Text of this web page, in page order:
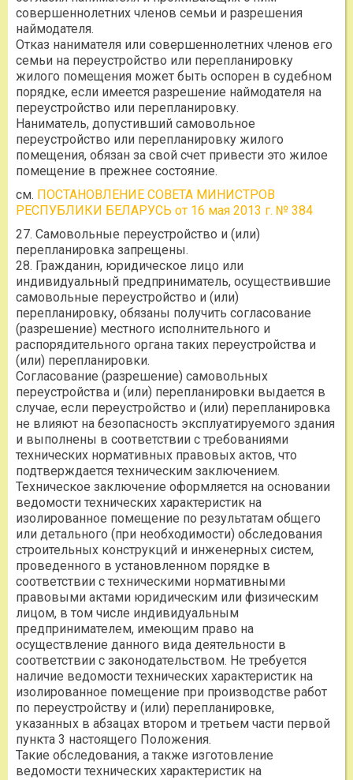
совершеннолетних членов семьи и разрешения
наймодателя.
Отказ нанимателя или совершеннолетних членов его
семьи на переустройство или перепланировку
жилого помещения может быть оспорен в судебном
порядке, если имеется разрешение наймодателя на
переустройство или перепланировку.
Наниматель, допустивший самовольное
переустройство или перепланировку жилого
помещения, обязан за свой счет привести это жилое
помещение в прежнее состояние.
см. ПОСТАНОВЛЕНИЕ СОВЕТА МИНИСТРОВ
РЕСПУБЛИКИ БЕЛАРУСЬ от 16 мая 2013 г. № 384
27. Самовольные переустройство и (или)
перепланировка запрещены.
28. Гражданин, юридическое лицо или
индивидуальный предприниматель, осуществившие
самовольные переустройство и (или)
перепланировку, обязаны получить согласование
(разрешение) местного исполнительного и
распорядительного органа таких переустройства и
(или) перепланировки.
Согласование (разрешение) самовольных
переустройства и (или) перепланировки выдается в
случае, если переустройство и (или) перепланировка
не влияют на безопасность эксплуатируемого здания
и выполнены в соответствии с требованиями
технических нормативных правовых актов, что
подтверждается техническим заключением.
Техническое заключение оформляется на основании
ведомости технических характеристик на
изолированное помещение по результатам общего
или детального (при необходимости) обследования
строительных конструкций и инженерных систем,
проведенного в установленном порядке в
соответствии с техническими нормативными
правовыми актами юридическим или физическим
лицом, в том числе индивидуальным
предпринимателем, имеющим право на
осуществление данного вида деятельности в
соответствии с законодательством. Не требуется
наличие ведомости технических характеристик на
изолированное помещение при производстве работ
по переустройству и (или) перепланировке,
указанных в абзацах втором и третьем части первой
пункта 3 настоящего Положения.
Такие обследования, а также изготовление
ведомости технических характеристик на